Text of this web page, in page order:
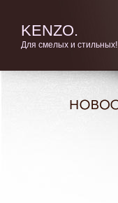
KENZO.
Для смелых и